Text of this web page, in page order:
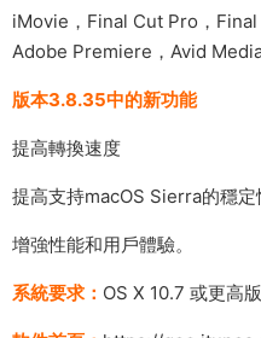
iMovie，Final Cut Pro，
Adobe Premiere，Avid
版本3.8.35中的新功能
提高轉換速度
提高支持macOS Sierra的穩定
增強性能和用戶體驗。
系統要求： OS X 10.7 或更高